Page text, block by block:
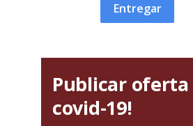
Entregar
Publicar oferta
covid-19!